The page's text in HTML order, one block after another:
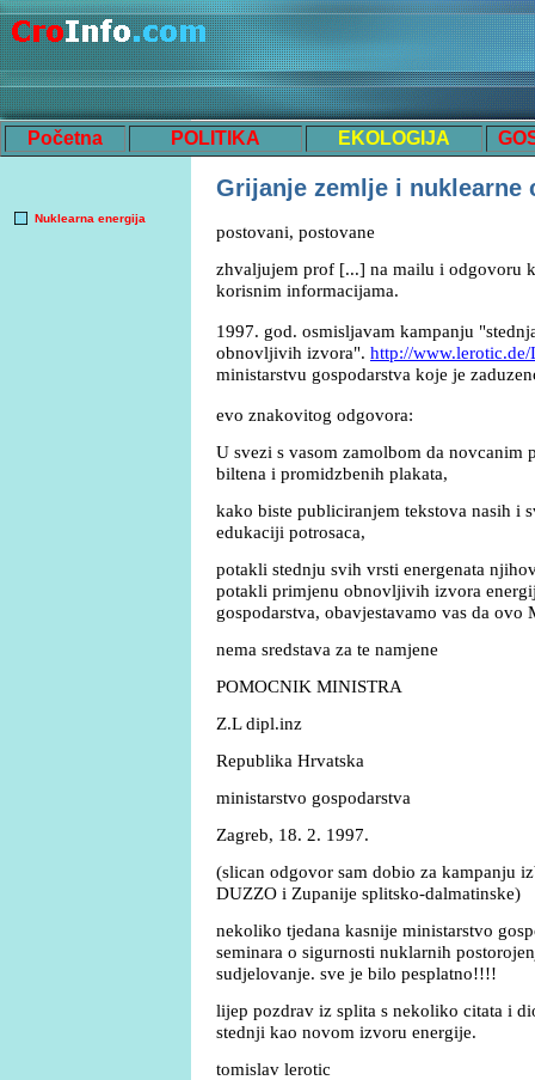
Početna POLITIKA EKOLOGIJA
Nuklearna energija
Grijanje zemlje i nuklearne
postovani, postovane
zhvaljujem prof [...] na mailu i odgovoru
korisnim informacijama.
1997. god. osmisljavam kampanju
obnovljivih izvora". http://
ministarstvu gospodarstva koje je
evo znakovitog odgovora:
U svezi s vasom zamolbom da novcanim
biltena i promidzbenih plakata,
kako biste publiciranjem tekstova nasih i
edukaciji potrosaca,
potakli stednju svih vrsti energenata
potakli primjenu obnovljivih izvora
gospodarstva, obavjestavamo vas da ovo
nema sredstava za te namjene
POMOCNIK MINISTRA
Z.L dipl.inz
Republika Hrvatska
ministarstvo gospodarstva
Zagreb, 18. 2. 1997.
(slican odgovor sam dobio za kampanju
DUZZO i Zupanije splitsko-dalmatinske)
nekoliko tjedana kasnije ministarstvo
seminara o sigurnosti nuklarnih
sudjelovanje. sve je bilo pesplatno!!!!
lijep pozdrav iz splita s nekoliko citata i
stednji kao novom izvoru energije.
tomislav lerotic